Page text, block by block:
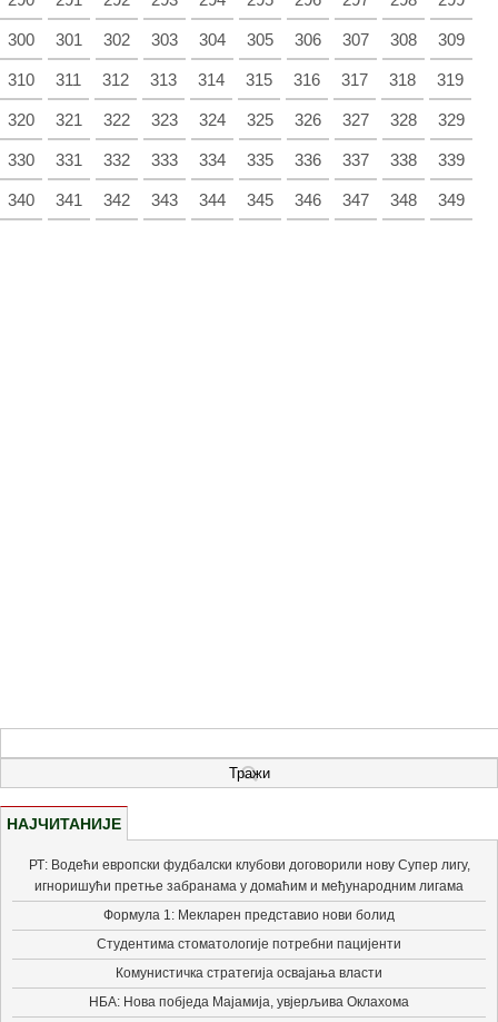
300 301 302 303 304 305 306 307 308 309
310 311 312 313 314 315 316 317 318 319
320 321 322 323 324 325 326 327 328 329
330 331 332 333 334 335 336 337 338 339
340 341 342 343 344 345 346 347 348 349
НАЈЧИТАНИЈЕ
РТ: Водећи европски фудбалски клубови договорили нову Супер лигу,
игноришући претње забранама у домаћим и међународним лигама
Формула 1: Мекларен представио нови болид
Студентима стоматологије потребни пацијенти
Комунистичка стратегија освајања власти
НБА: Нова побједа Мајамија, увјерљива Оклахома